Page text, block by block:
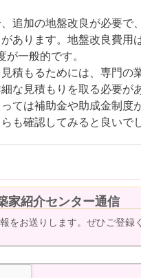
追加の地盤改良が必要で
あります。地盤改良費用
一般的です。
積もるためには、専門の
な見積もりを取る必要が
ては補助金や助成金制度
も確認してみると良いで
家紹介センター通信
をお送りします。ぜひご登録